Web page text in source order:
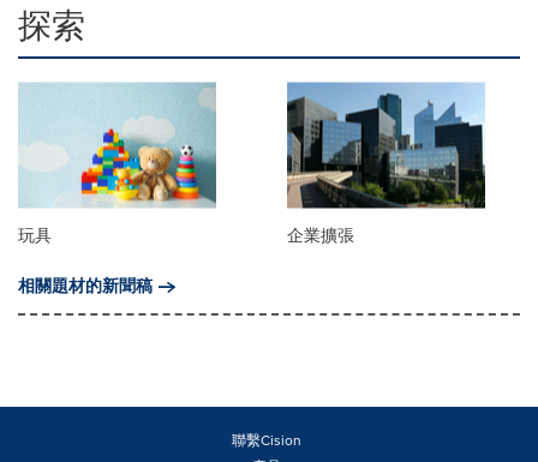
探索
玩具
企業擴張
相關題材的新聞稿
聯繫Cision